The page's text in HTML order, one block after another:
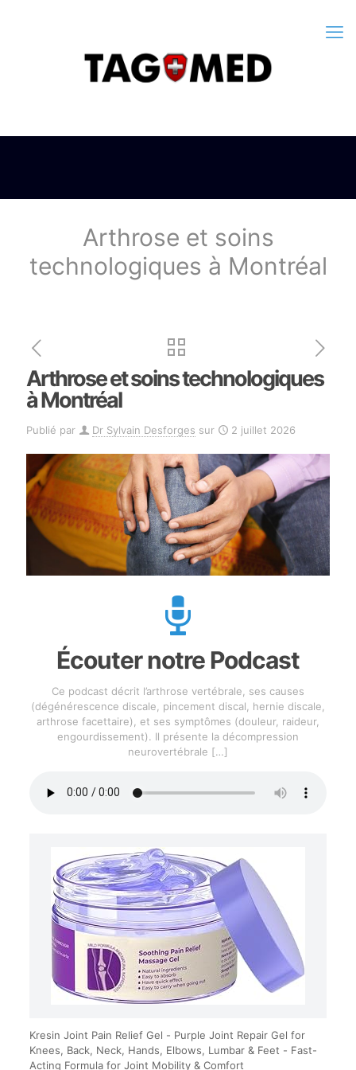
Arthrose et soins
technologiques à Montréal
Arthrose et soins technologiques
à Montréal
Publié par Dr Sylvain Desforges sur 2 juillet 2026
Écouter notre Podcast
Ce podcast décrit l’arthrose vertébrale, ses causes
(dégénérescence discale, pincement discal, hernie discale,
arthrose facettaire), et ses symptômes (douleur, raideur,
engourdissement). Il présente la décompression
neurovertébrale […]
Kresin Joint Pain Relief Gel - Purple Joint Repair Gel for
Knees, Back, Neck, Hands, Elbows, Lumbar & Feet - Fast-
Acting Formula for Joint Mobility & Comfort